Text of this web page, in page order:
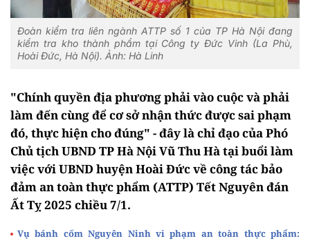
Đoàn kiểm tra liên ngành ATTP số 1 của TP Hà Nội đang
kiểm tra kho thành phẩm tại Công ty Đức Vinh (La Phù,
Hoài Đức, Hà Nội). Ảnh: Hà Linh
"Chính quyền địa phương phải vào cuộc và phải
làm đến cùng để cơ sở nhận thức được sai phạm
đó, thực hiện cho đúng" - đây là chỉ đạo của Phó
Chủ tịch UBND TP Hà Nội Vũ Thu Hà tại buổi làm
việc với UBND huyện Hoài Đức về công tác bảo
đảm an toàn thực phẩm (ATTP) Tết Nguyên đán
Ất Tỵ 2025 chiều 7/1.
Vụ bánh cốm Nguyên Ninh vi phạm an toàn thực phẩm: